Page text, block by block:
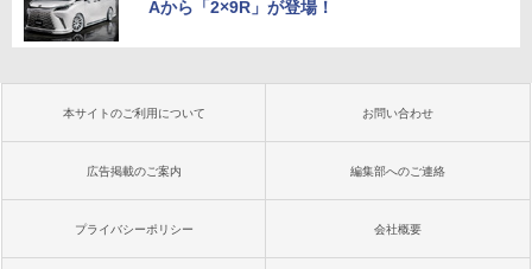
Aから「2×9R」が登場！
本サイトのご利用について お問い合わせ
広告掲載のご案内 編集部へのご連絡
プライバシーポリシー 会社概要